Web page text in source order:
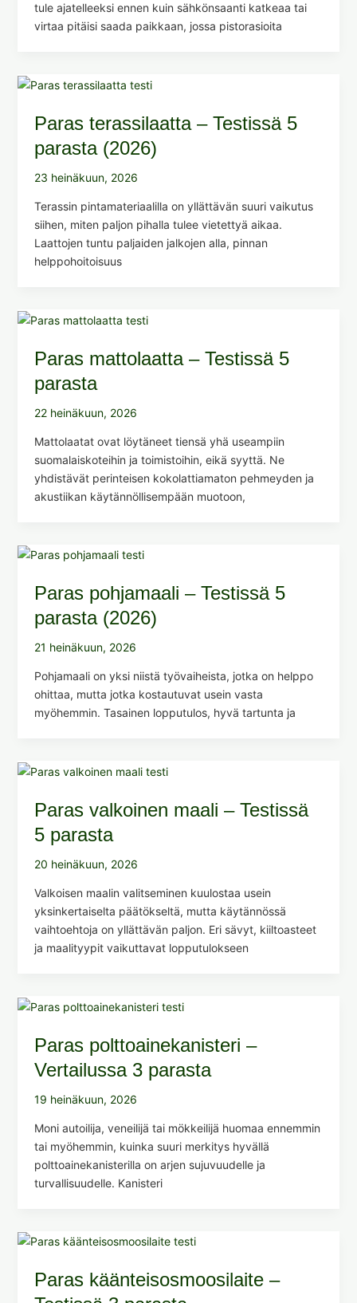
tule ajatelleeksi ennen kuin sähkönsaanti katkeaa tai
virtaa pitäisi saada paikkaan, jossa pistorasioita
Paras terassilaatta – Testissä 5
parasta (2026)
23 heinäkuun, 2026
Terassin pintamateriaalilla on yllättävän suuri vaikutus
siihen, miten paljon pihalla tulee vietettyä aikaa.
Laattojen tuntu paljaiden jalkojen alla, pinnan
helppohoitoisuus
Paras mattolaatta – Testissä 5
parasta
22 heinäkuun, 2026
Mattolaatat ovat löytäneet tiensä yhä useampiin
suomalaiskoteihin ja toimistoihin, eikä syyttä. Ne
yhdistävät perinteisen kokolattiamaton pehmeyden ja
akustiikan käytännöllisempään muotoon,
Paras pohjamaali – Testissä 5
parasta (2026)
21 heinäkuun, 2026
Pohjamaali on yksi niistä työvaiheista, jotka on helppo
ohittaa, mutta jotka kostautuvat usein vasta
myöhemmin. Tasainen lopputulos, hyvä tartunta ja
Paras valkoinen maali – Testissä
5 parasta
20 heinäkuun, 2026
Valkoisen maalin valitseminen kuulostaa usein
yksinkertaiselta päätökseltä, mutta käytännössä
vaihtoehtoja on yllättävän paljon. Eri sävyt, kiiltoasteet
ja maalityypit vaikuttavat lopputulokseen
Paras polttoainekanisteri –
Vertailussa 3 parasta
19 heinäkuun, 2026
Moni autoilija, veneilijä tai mökkeilijä huomaa ennemmin
tai myöhemmin, kuinka suuri merkitys hyvällä
polttoainekanisterilla on arjen sujuvuudelle ja
turvallisuudelle. Kanisteri
Paras käänteisosmoosilaite –